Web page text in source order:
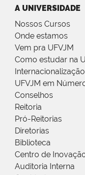
A UNIVERSIDADE
Nossos Cursos
Onde estamos
Vem pra UFVJM
Como estudar na
Internacionalização
UFVJM em
Conselhos
Reitoria
Pró-Reitorias
Diretorias
Biblioteca
Centro de
Auditoria Interna